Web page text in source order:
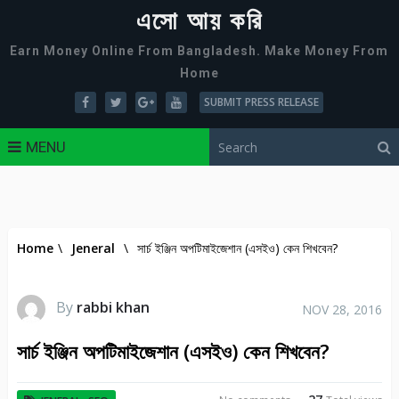
এসো আয় করি
Earn Money Online From Bangladesh. Make Money From
Home
SUBMIT PRESS RELEASE
MENU
Home \ Jeneral \ সার্চ ইঞ্জিন অপটিমাইজেশান (এসইও) কেন শিখবেন?
By rabbi khan NOV 28, 2016
সার্চ ইঞ্জিন অপটিমাইজেশান (এসইও) কেন শিখবেন?